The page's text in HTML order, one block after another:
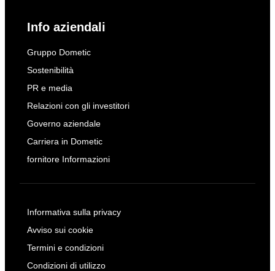
Info aziendali
Gruppo Dometic
Sostenibilità
PR e media
Relazioni con gli investitori
Governo aziendale
Carriera in Dometic
fornitore Informazioni
Informativa sulla privacy
Avviso sui cookie
Termini e condizioni
Condizioni di utilizzo